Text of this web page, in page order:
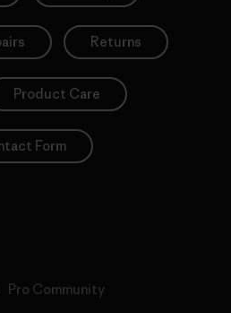
Returns
Product Care
Form
Pro Community